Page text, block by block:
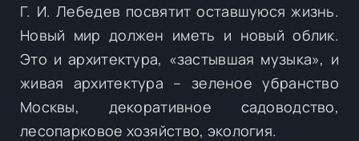
Г. И. Лебедев посвятит оставшуюся жизнь.
Новый мир должен иметь и новый облик.
Это и архитектура, «застывшая музыка», и
живая архитектура – зеленое убранство
Москвы, декоративное садоводство,
лесопарковое хозяйство, экология.